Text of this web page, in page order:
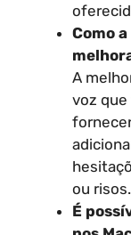
Como
A
voz
ou risos.
É